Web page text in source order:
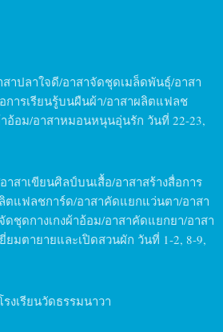
าปลาใจดี/อาสาจัดชุดเมล็ดพันธุ์/อาสา
การเรียนรู้บนผืนผ้า/อาสาผลิตแฟลช
าอ้อม/อาสาหมอนหนุนอุ่นรัก วันที่ 22-23,
าสาเขียนศิลป์บนเสื้อ/อาสาสร้างสื่อการ
ตแฟลชการ์ด/อาสาคัดแยกแว่นตา/อาสา
ชุดกางเกงผ้าอ้อม/อาสาคัดแยกยา/อาสา
ยมตายายและเปิดสวนผัก วันที่ 1-2, 8-9,
รงเรียนวัดธรรมนาวา